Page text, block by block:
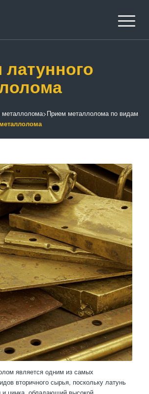
>Прием металлолома по видам
является одним из самых
вторичного сырья, поскольку латунь